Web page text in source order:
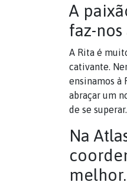
A
faz-
A Rita é
cativante.
ensinamos à
abraçar um
de se superar.
Na
melhor.